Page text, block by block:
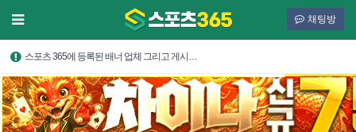
채팅방
스포츠 365에 등록된 배너 업체 그리고 게시…